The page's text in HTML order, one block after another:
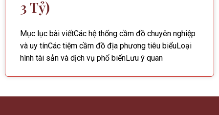
3 Tỷ)
Mục lục bài viếtCác hệ thống cầm đồ chuyên nghiệp
và uy tínCác tiệm cầm đồ địa phương tiêu biểuLoại
hình tài sản và dịch vụ phổ biếnLưu ý quan